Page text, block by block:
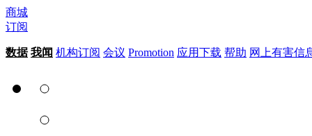
商城
订阅
数据 我闻 机构订阅 会议 Promotion 应用下载 帮助 网上有害信